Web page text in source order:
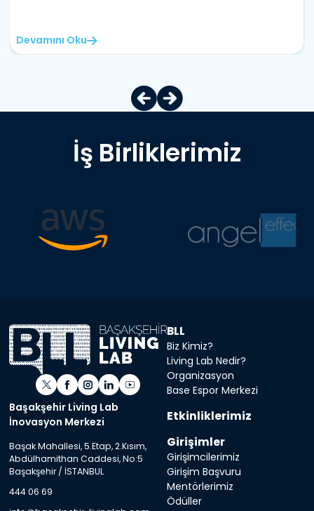
Devamını Oku
İş Birliklerimiz
BLL
Biz Kimiz?
Living Lab Nedir?
Organizasyon
Base Espor Merkezi
Etkinliklerimiz
Girişimler
Girişimcilerimiz
Girişim Başvuru
Mentörlerimiz
Ödüller
Başakşehir Living Lab
İnovasyon Merkezi
Başak Mahallesi, 5.Etap, 2.Kısım,
Abdülhamithan Caddesi, No:5
Başakşehir / İSTANBUL
444 06 69